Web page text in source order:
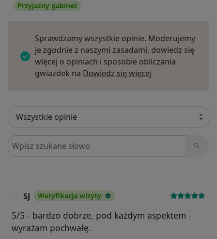
Przyjazny gabinet
Sprawdzamy wszystkie opinie. Moderujemy
je zgodnie z naszymi zasadami, dowiedz się
więcej o opiniach i sposobie obliczania
gwiazdek na Dowiedz się więcej
Szukaj w opiniach
SJ Weryfikacja wizyty
5/5 - bardzo dobrze, pod każdym aspektem -
wyrażam pochwałę.